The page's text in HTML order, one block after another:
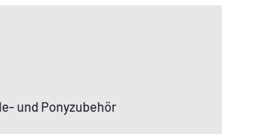
und Ponyzubehör